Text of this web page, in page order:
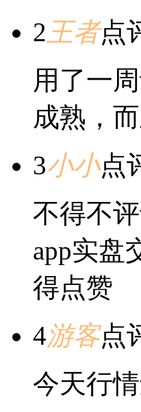
2 王者点
用了一
成熟，
3小小点
不得不
app实盘
得点赞
4游客点
今天行